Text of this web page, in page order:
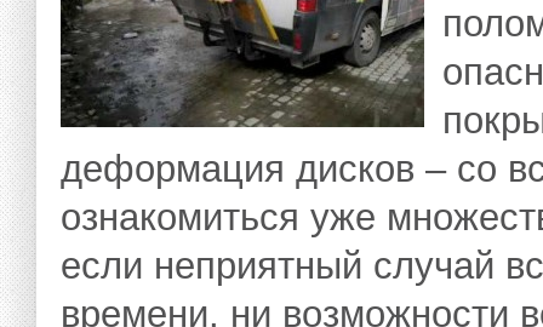
деформация дисков – со
ознакомиться уже
если неприятный случай
времени, ни возможности